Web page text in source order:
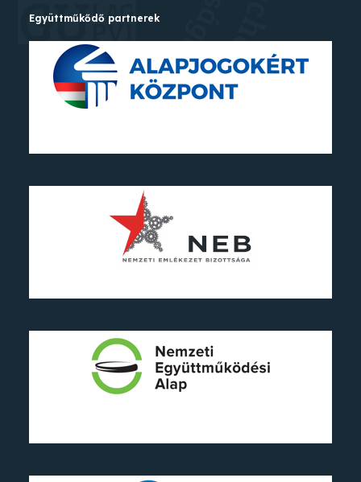
Együttműkődő partnerek